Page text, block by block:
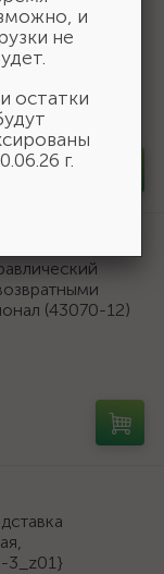
(43070-12)
3_z01}
и
не
остатки
г.